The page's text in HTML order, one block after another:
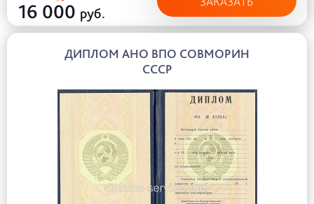
16 000 руб.
ДИПЛОМ АНО ВПО СОВМОРИН
СССР